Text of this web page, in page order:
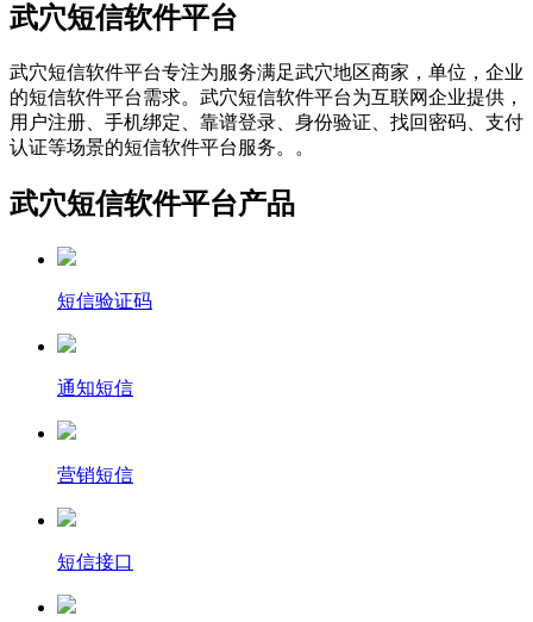
武穴短信软件平台
武穴短信软件平台专注为服务满足武穴地区商家，单位，企业
的短信软件平台需求。武穴短信软件平台为互联网企业提供，
用户注册、手机绑定、靠谱登录、身份验证、找回密码、支付
认证等场景的短信软件平台服务。。
武穴短信软件平台产品
短信验证码
通知短信
营销短信
短信接口